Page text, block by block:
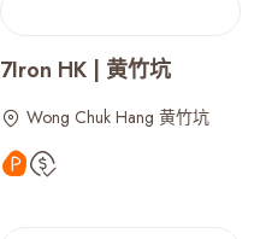
7Iron HK | 黄竹坑
Wong Chuk Hang 黄竹坑